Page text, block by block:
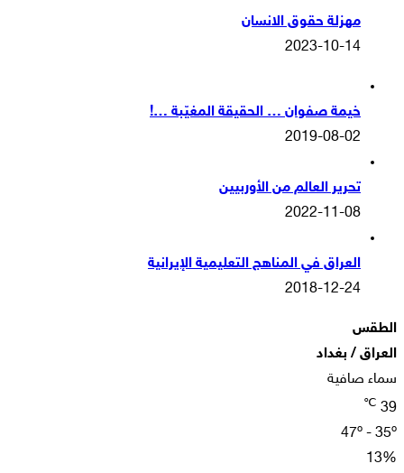
مهزلة حقوق الانسان
2023-10-14
خيمة صفوان … الحقيقة المغيّبة …!
2019-08-02
تحرير العالم من الأوربيين
2022-11-08
العراق في المناهج التعليمية الإيرانية
2018-12-24
/ بغداد
47º